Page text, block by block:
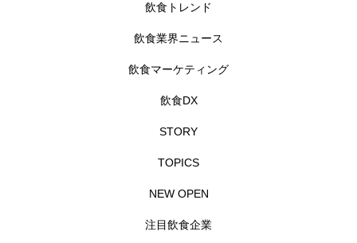
飲食トレンド
飲食業界ニュース
飲食マーケティング
飲食DX
STORY
TOPICS
NEW OPEN
注目飲食企業